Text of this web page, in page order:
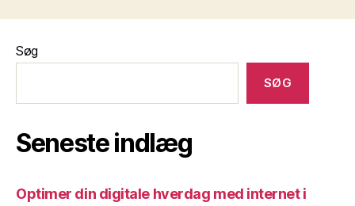
Søg
SØG
Seneste indlæg
Optimer din digitale hverdag med internet i